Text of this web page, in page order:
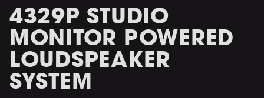
4329P STUDIO
MONITOR POWERED
LOUDSPEAKER
SYSTEM